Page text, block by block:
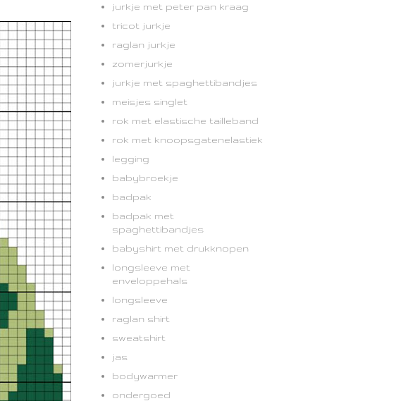
jurkje met peter pan kraag
tricot jurkje
raglan jurkje
zomerjurkje
jurkje met spaghettibandjes
meisjes singlet
rok met elastische tailleband
rok met knoopsgatenelastiek
legging
babybroekje
badpak
badpak met
spaghettibandjes
babyshirt met drukknopen
longsleeve met
enveloppehals
longsleeve
raglan shirt
sweatshirt
jas
bodywarmer
ondergoed